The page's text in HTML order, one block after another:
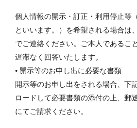
個人情報の開示・訂正・利用停止等
といいます。）を希望される場合は
でご連絡ください。ご本人であるこ
遅滞なく回答いたします。
• 開示等のお申し出に必要な書類
開示等のお申し出をされる場合、下
ロードして必要書類の添付の上、郵
にてご請求ください。